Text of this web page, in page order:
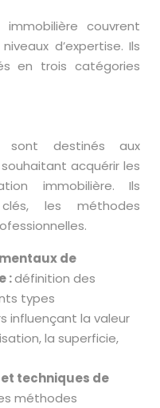
immobilière couvrent
d’expertise. Ils
en trois catégories
sont destinés aux
acquérir les
immobilière. Ils
les méthodes
de
:définition des
types
influençant la valeur
la superficie,
techniques de
méthodes